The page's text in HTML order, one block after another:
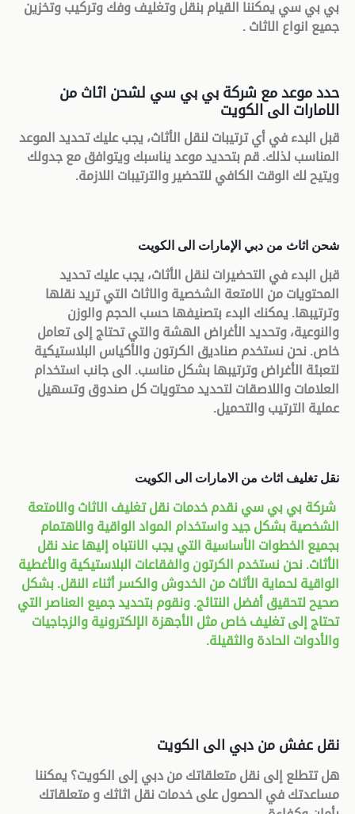
بي بي سي يمكننا القيام بنقل وتغليف وفك وتركيب وتخزين
جميع انواع الاثاث .
حدد موعد مع شركة بي بي سي لشحن اثاث من
الامارات الى الكويت
قبل البدء في أي ترتيبات لنقل الأثاث، يجب عليك تحديد الموعد
المناسب لذلك. قم بتحديد موعد يناسبك ويتوافق مع جدولك
ويتيح لك الوقت الكافي للتحضير والترتيبات اللازمة.
شحن اثاث من دبي الإمارات الى الكويت
قبل البدء في التحضيرات لنقل الأثاث، يجب عليك تحديد
المحتويات من الامتعة الشخصية والاثاث التي تريد نقلها
وترتيبها. يمكنك البدء بتصنيفها حسب الحجم والوزن
والنوعية، وتحديد الأغراض الهشة والتي تحتاج إلى تعامل
خاص. نحن نستخدم صناديق الكرتون والأكياس البلاستيكية
لتعبئة الأغراض وترتيبها بشكل مناسب. الى جانب استخدام
العلامات واللاصقات لتحديد محتويات كل صندوق وتسهيل
عملية الترتيب والتحميل.
نقل تغليف اثاث من الامارات الى الكويت
شركة بي بي سي نقدم خدمات نقل تغليف الاثاث والامتعة
الشخصية بشكل جيد واستخدام المواد الواقية والاهتمام
بجميع الخطوات الأساسية التي يجب الانتباه إليها عند نقل
الأثاث. نحن نستخدم الكرتون والفقاعات البلاستيكية والأغطية
الواقية لحماية الأثاث من الخدوش والكسر أثناء النقل. بشكل
صحيح لتحقيق أفضل النتائج. ونقوم بتحديد جميع العناصر التي
تحتاج إلى تغليف خاص مثل الأجهزة الإلكترونية والزجاجيات
والأدوات الحادة والثقيلة.
نقل عفش من دبي الى الكويت
هل تتطلع إلى نقل متعلقاتك من دبي إلى الكويت؟ يمكننا
مساعدتك في الحصول على خدمات نقل اثاثك و متعلقاتك